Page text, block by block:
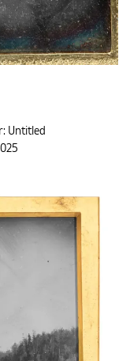
Untitled